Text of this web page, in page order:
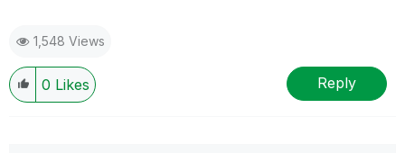
1,548 Views
0 Likes Reply